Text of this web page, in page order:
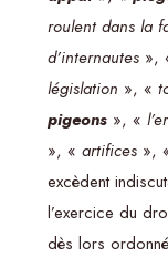
roulent dans la
d’internautes »,
législation », «
pigeons », «
», « artifices»,
excèdent
l’exercice du
dès lors